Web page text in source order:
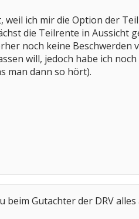
ich mir die Option der
die Teilrente in Aussicht
noch keine Beschwerden
will, jedoch habe ich
man dann so hört).
Gutachter der DRV